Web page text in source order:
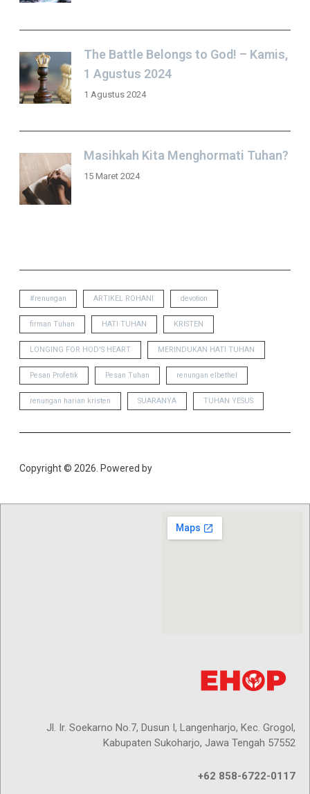
The Battle Belongs to God! – Kamis,
1 Agustus 2024
1 Agustus 2024
Masihkah Kita Menghormati Tuhan?
15 Maret 2024
#renungan ARTIKEL ROHANI devotion
firman Tuhan HATI TUHAN KRISTEN
LONGING FOR HOD'S HEART MERINDUKAN HATI TUHAN
Pesan Profetik Pesan Tuhan renungan elbethel
renungan harian kristen SUARANYA TUHAN YESUS
Copyright © 2026. Powered by
Jl. Ir. Soekarno No.7, Dusun I, Langenharjo, Kec. Grogol,
Kabupaten Sukoharjo, Jawa Tengah 57552
+62 858-6722-0117